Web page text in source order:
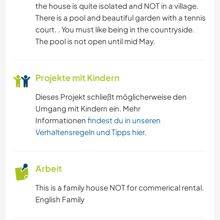
the house is quite isolated and NOT in a village.
There is a pool and beautiful garden with a tennis
court. . You must like being in the countryside.
The pool is not open until mid May.
Projekte mit Kindern
Dieses Projekt schließt möglicherweise den
Umgang mit Kindern ein. Mehr
Informationen findest du in unseren
Verhaltensregeln und Tipps hier.
Arbeit
This is a family house NOT for commerical rental.
English Family